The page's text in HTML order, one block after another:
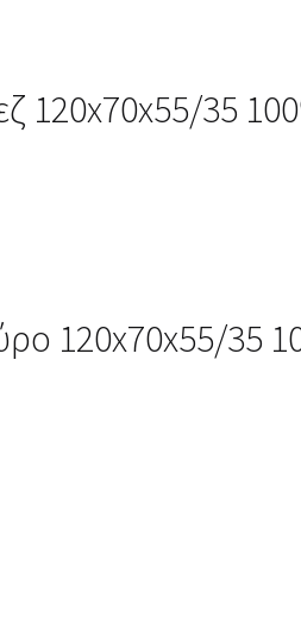
35
120x70x55/35